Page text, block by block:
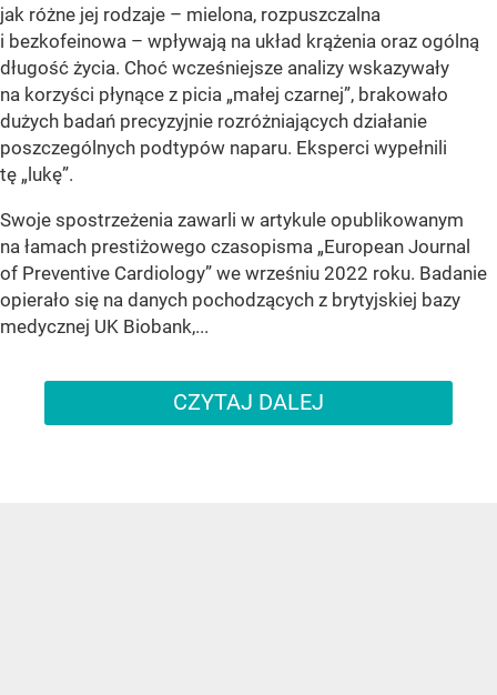
jak różne jej rodzaje – mielona, rozpuszczalna
i bezkofeinowa – wpływają na układ krążenia oraz ogólną
długość życia. Choć wcześniejsze analizy wskazywały
na korzyści płynące z picia „małej czarnej”, brakowało
dużych badań precyzyjnie rozróżniających działanie
poszczególnych podtypów naparu. Eksperci wypełnili
tę „lukę”.
Swoje spostrzeżenia zawarli w artykule opublikowanym
na łamach prestiżowego czasopisma „European Journal
of Preventive Cardiology” we wrześniu 2022 roku. Badanie
opierało się na danych pochodzących z brytyjskiej bazy
medycznej UK Biobank,...
CZYTAJ DALEJ